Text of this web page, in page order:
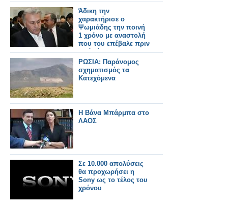
Άδικη την
χαρακτήρισε ο
Ψωμιάδης την ποινή
1 χρόνο με αναστολή
που του επέβαλε πριν
από λίγο το
δικαστήριο
ΡΩΣΙΑ: Παράνομος
σχηματισμός τα
Κατεχόμενα
Η Βάνα Μπάρμπα στο
ΛΑΟΣ
Σε 10.000 απολύσεις
θα προχωρήσει η
Sony ως το τέλος του
χρόνου